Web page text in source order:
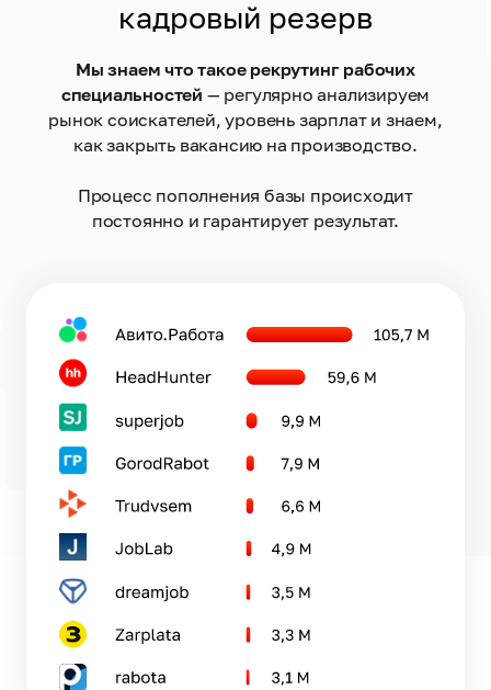
Мы знаем что такое рекрутинг рабочих
специальностей — регулярно анализируем
рынок соискателей, уровень зарплат и знаем,
как закрыть вакансию на производство.
Процесс пополнения базы происходит
постоянно и гарантирует результат.
кадровый резерв